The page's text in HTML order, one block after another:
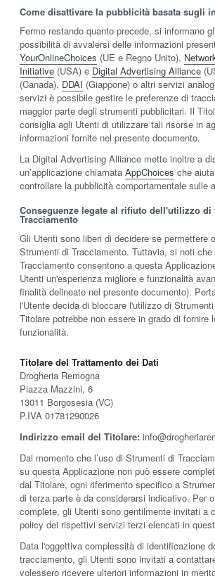
Come disattivare la pubblicità basata sugli
Fermo restando quanto precede, si informano
possibilità di avvalersi delle informazioni
YourOnlineChoices (UE e Regno Unito),
Initiative (USA) e Digital Advertising Alliance
(Canada), DDAI (Giappone) o altri servizi
servizi è possibile gestire le preferenze di
maggior parte degli strumenti pubblicitari. Il
consiglia agli Utenti di utilizzare tali risorse in
informazioni fornite nel presente documento.
La Digital Advertising Alliance mette inoltre a
un’applicazione chiamata AppChoices che
controllare la pubblicità comportamentale sulle
Conseguenze legate al rifiuto dell'utilizzo di
Tracciamento
Gli Utenti sono liberi di decidere se permettere
Strumenti di Tracciamento. Tuttavia, si noti
Tracciamento consentono a questa
Utenti un'esperienza migliore e funzionalità
finalità delineate nel presente documento).
l'Utente decida di bloccare l'utilizzo di
Titolare potrebbe non essere in grado di fornire
funzionalità.
Titolare del Trattamento dei Dati
Drogheria Remogna
Piazza Mazzini, 6
13011 Borgosesia (VC)
P.IVA 01781290026
Indirizzo email del Titolare:
Dal momento che l’uso di Strumenti di
su questa Applicazione non può essere
dal Titolare, ogni riferimento specifico a
di terza parte è da considerarsi indicativo. Per
complete, gli Utenti sono gentilmente invitati a
policy dei rispettivi servizi terzi elencati in
Data l'oggettiva complessità di identificazione
tracciamento, gli Utenti sono invitati a
volessero ricevere ulteriori informazioni in